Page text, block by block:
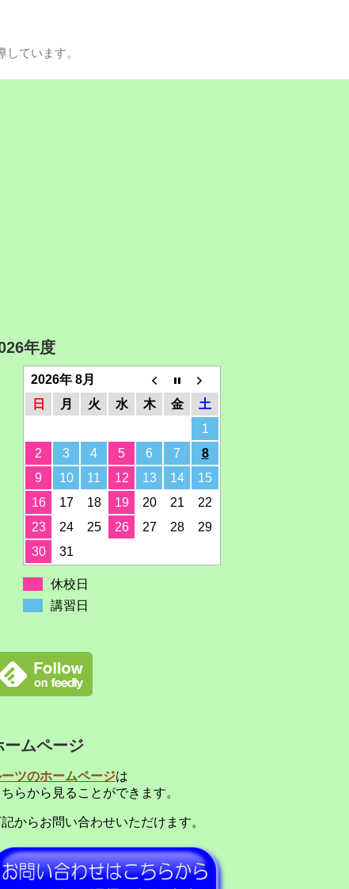
ています。
年度
2026年 8月
日
月 火 水 木 金
土
1
2
3 4 5 6 7
8
9
10 11 12 13 14
15
16
17 18 19 20 21
22
23
24 25 26 27 28
29
30
31
休校日
講習日
ームページ
ーツのホームページは
ちらから見ることができます。
からお問い合わせいただけます。